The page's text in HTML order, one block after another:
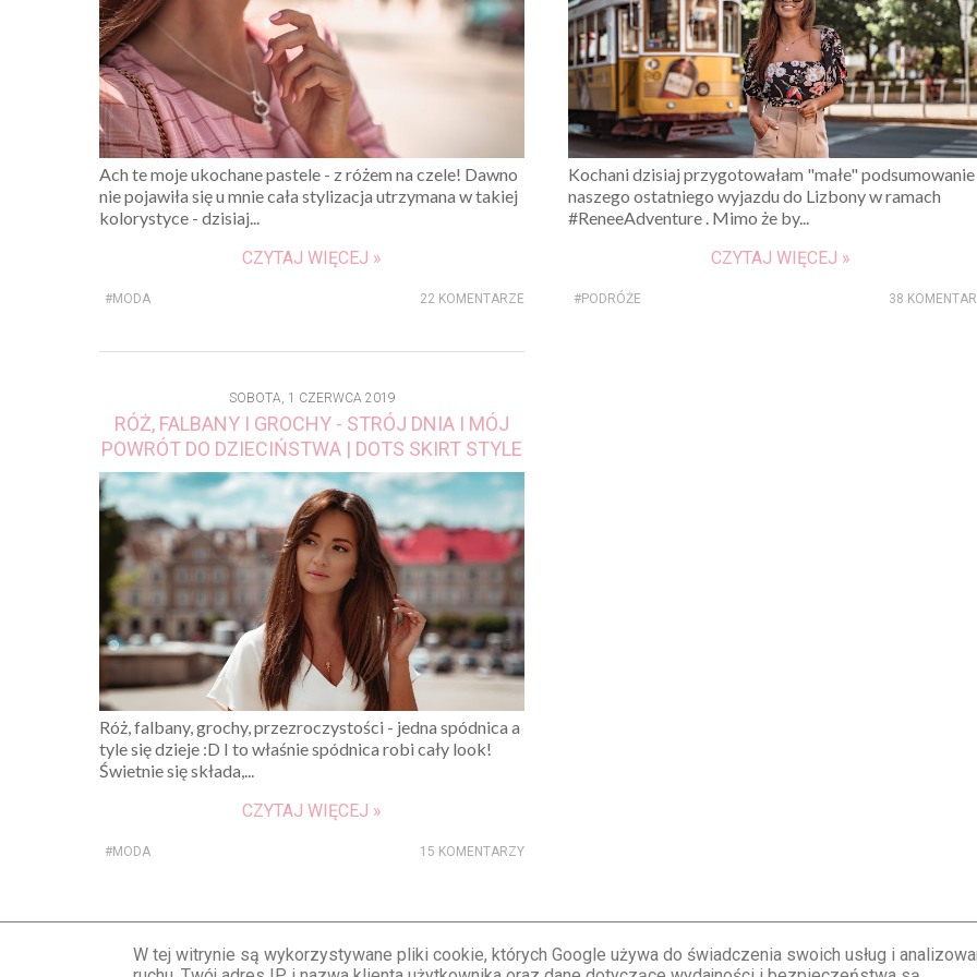
Ach te moje ukochane pastele - z różem na czele! Dawno
nie pojawiła się u mnie cała stylizacja utrzymana w takiej
kolorystyce - dzisiaj...
CZYTAJ WIĘCEJ »
#MODA 22 KOMENTARZE
Kochani dzisiaj przygotowałam "małe" podsumowanie
naszego ostatniego wyjazdu do Lizbony w ramach
#ReneeAdventure . Mimo że by...
CZYTAJ WIĘCEJ »
#PODRÓŻE 38
SOBOTA, 1 CZERWCA 2019
RÓŻ, FALBANY I GROCHY - STRÓJ DNIA I MÓJ
POWRÓT DO DZIECIŃSTWA | DOTS SKIRT STYLE
Róż, falbany, grochy, przezroczystości - jedna spódnica a
tyle się dzieje :D I to właśnie spódnica robi cały look!
Świetnie się składa,...
CZYTAJ WIĘCEJ »
#MODA 15 KOMENTARZY
W tej witrynie są wykorzystywane pliki cookie, których Google używa do świadczenia swoich usług i